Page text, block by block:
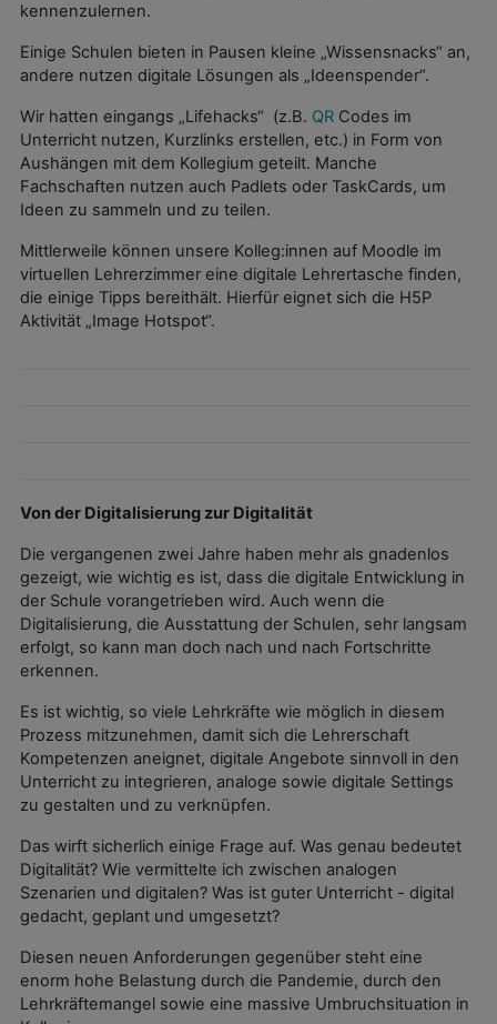
kennenzulernen.
Einige Schulen bieten in Pausen kleine „Wissensnacks“ an,
andere nutzen digitale Lösungen als „Ideenspender“.
Wir hatten eingangs „Lifehacks“ (z.B. QR Codes im
Unterricht nutzen, Kurzlinks erstellen, etc.) in Form von
Aushängen mit dem Kollegium geteilt. Manche
Fachschaften nutzen auch Padlets oder TaskCards, um
Ideen zu sammeln und zu teilen.
Mittlerweile können unsere Kolleg:innen auf Moodle im
virtuellen Lehrerzimmer eine digitale Lehrertasche finden,
die einige Tipps bereithält. Hierfür eignet sich die H5P
Aktivität „Image Hotspot“.
Von der Digitalisierung zur Digitalität
Die vergangenen zwei Jahre haben mehr als gnadenlos
gezeigt, wie wichtig es ist, dass die digitale Entwicklung in
der Schule vorangetrieben wird. Auch wenn die
Digitalisierung, die Ausstattung der Schulen, sehr langsam
erfolgt, so kann man doch nach und nach Fortschritte
erkennen.
Es ist wichtig, so viele Lehrkräfte wie möglich in diesem
Prozess mitzunehmen, damit sich die Lehrerschaft
Kompetenzen aneignet, digitale Angebote sinnvoll in den
Unterricht zu integrieren, analoge sowie digitale Settings
zu gestalten und zu verknüpfen.
Das wirft sicherlich einige Frage auf. Was genau bedeutet
Digitalität? Wie vermittelte ich zwischen analogen
Szenarien und digitalen? Was ist guter Unterricht - digital
gedacht, geplant und umgesetzt?
Diesen neuen Anforderungen gegenüber steht eine
enorm hohe Belastung durch die Pandemie, durch den
Lehrkräftemangel sowie eine massive Umbruchsituation in